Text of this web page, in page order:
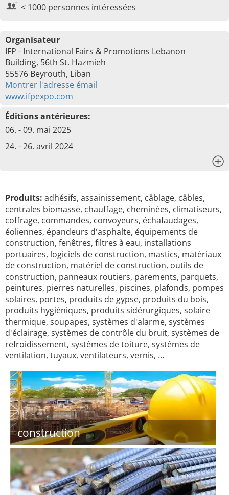
< 1000 personnes intéressées
Organisateur
IFP - International Fairs & Promotions Lebanon
Building, 56th St. Hazmieh
55576 Beyrouth, Liban
Montrer l'adresse émail
www.ifpexpo.com
Éditions antérieures:
06. - 09. mai 2025
24. - 26. avril 2024
Produits: adhésifs, assainissement, câblage, câbles,
centrales biomasse, chauffage, cheminées, climatiseurs,
coffrage, commandes, convoyeurs, échafaudages,
éoliennes, épandeurs d'asphalte, équipements de
construction, fenêtres, filtres à eau, installations
portuaires, logiciels de construction, mastics, matériaux
de construction, matériel de construction, outils de
construction, panneaux routiers, parements, parquets,
peintures, pierres naturelles, piscines, plafonds, pompes
solaires, portes, produits de gypse, produits du bois,
produits hygiéniques, produits sidérurgiques, solaire
thermique, soupapes, systèmes d'alarme, systèmes
d'éclairage, systèmes de contrôle du bruit, systèmes de
refroidissement, systèmes de toiture, systèmes de
ventilation, tuyaux, ventilateurs, vernis, …
construction